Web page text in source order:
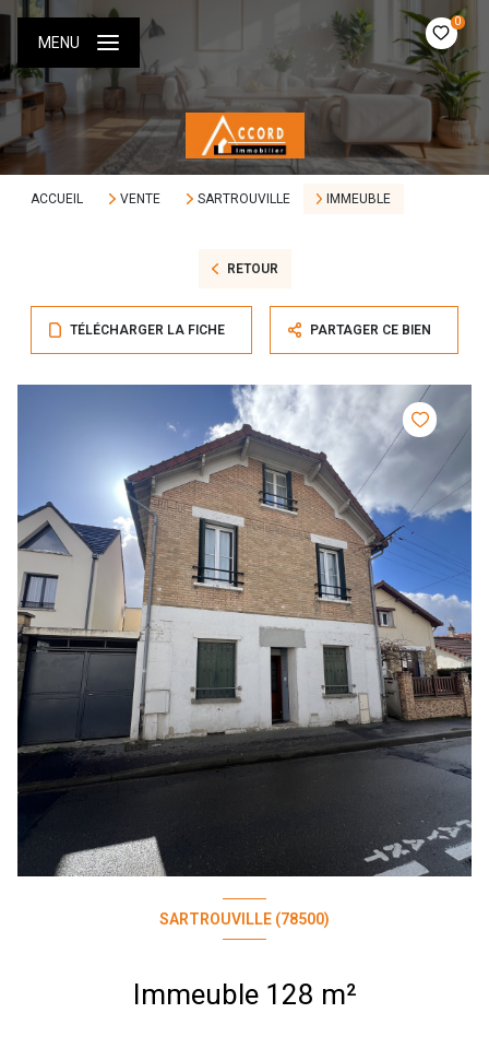
0
MENU
ACCUEIL VENTE SARTROUVILLE IMMEUBLE
RETOUR
TÉLÉCHARGER LA FICHE PARTAGER CE BIEN
SARTROUVILLE (78500)
Immeuble 128 m²